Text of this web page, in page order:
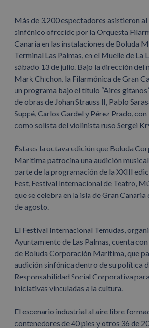
Más de 3.200 espectadores asistieron
sinfónico ofrecido por la Orquesta
Canaria en las instalaciones de Boluda
Terminal Las Palmas, en el Muelle de La
sábado 13 de julio. Bajo la dirección del
Mark Chichon, la Filarmónica de Gran
un programa bajo el título “Aires
de obras de Johan Strauss II, Pablo
Suppé, Carlos Gardel y Pérez Prado,
como solista del violinista ruso Sergei
Ésta es la octava edición que Boluda
Marítima patrocina una audición
parte de la programación de la XXIII
Fest, Festival Internacional de Teatro,
que se celebra en la isla de Gran Canaria
de agosto.
El Festival Internacional Temudas,
Ayuntamiento de Las Palmas, cuenta
de Boluda Corporación Marítima, que
audición sinfónica dentro de su política
Responsabilidad Social Corporativa
iniciativas vinculadas a la cultura.
El escenario industrial al aire libre
contenedores de 40 pies y otros 36 de